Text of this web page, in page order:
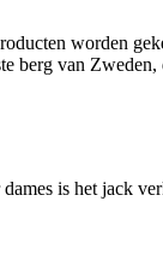
worden
berg van
is het jack